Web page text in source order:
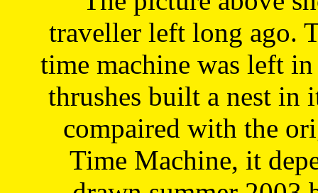
traveller left long ago.
time machine was left
thrushes built a nest in
compaired with the
Time Machine, it